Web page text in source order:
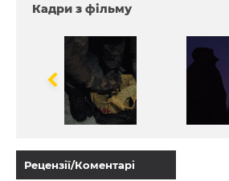
Кадри з фільму
Рецензії/Коментарі